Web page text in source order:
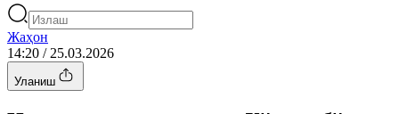
Жаҳон
14:20 / 25.03.2026
Уланиш